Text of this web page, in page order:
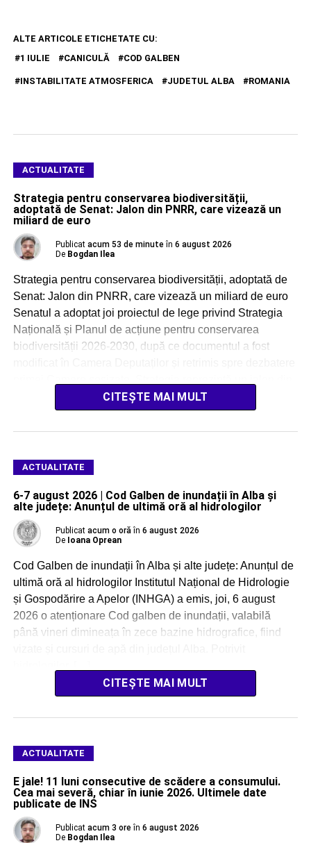
ALTE ARTICOLE ETICHETATE CU:
1 IULIE
CANICULĂ COD GALBEN
INSTABILITATE ATMOSFERICA JUDETUL ALBA ROMANIA
ACTUALITATE
Strategia pentru conservarea biodiversității,
adoptată de Senat: Jalon din PNRR, care vizează un
miliard de euro
Publicat acum 53 de minute în 6 august 2026
De Bogdan Ilea
Strategia pentru conservarea biodiversității, adoptată de
Senat: Jalon din PNRR, care vizează un miliard de euro
Senatul a adoptat joi proiectul de lege privind Strategia
Națională și Planul de acțiune pentru conservarea
biodiversității 2026-2030, după ce documentul a fost
CITEȘTE MAI MULT
ACTUALITATE
6-7 august 2026 | Cod Galben de inundații în Alba și
alte județe: Anunțul de ultimă oră al hidrologilor
Publicat acum o oră în 6 august 2026
De Ioana Oprean
Cod Galben de inundații în Alba și alte județe: Anunțul de
ultimă oră al hidrologilor Institutul Național de Hidrologie
și Gospodărire a Apelor (INHGA) a emis, joi, 6 august
2026 o atenționare Cod galben de inundații, valabilă
până vineri dimineața în zece bazine hidrografice, fiind
CITEȘTE MAI MULT
ACTUALITATE
E jale! 11 luni consecutive de scădere a consumului.
Cea mai severă, chiar în iunie 2026. Ultimele date
publicate de INS
Publicat acum 3 ore în 6 august 2026
De Bogdan Ilea